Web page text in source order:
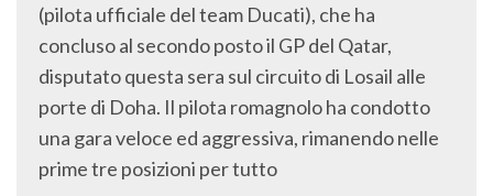
(pilota ufficiale del team Ducati), che ha
concluso al secondo posto il GP del Qatar,
disputato questa sera sul circuito di Losail alle
porte di Doha. Il pilota romagnolo ha condotto
una gara veloce ed aggressiva, rimanendo nelle
prime tre posizioni per tutto